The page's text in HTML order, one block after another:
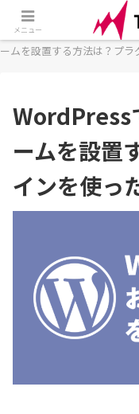
ホーム
ームを設置する方法は？プ
WordPress
ームを設置
インを使っ
メニュー